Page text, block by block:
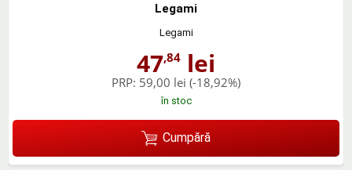
Legami
Legami
47,84 lei
PRP: 59,00 lei (-18,92%)
în stoc
Cumpără